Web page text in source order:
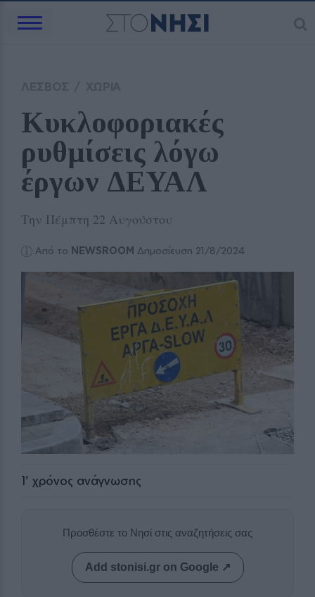
Κυκλοφοριακές
ρυθμίσεις λόγω
έργων ΔΕΥΑΛ
Την Πέμπτη 22 Αυγούστου
Από το NEWSROOM Δημοσίευση 21/8/2024
1' χρόνος ανάγνωσης
Προσθέστε το Νησί στις αναζητήσεις σας
Add stonisi.gr on Google ↗